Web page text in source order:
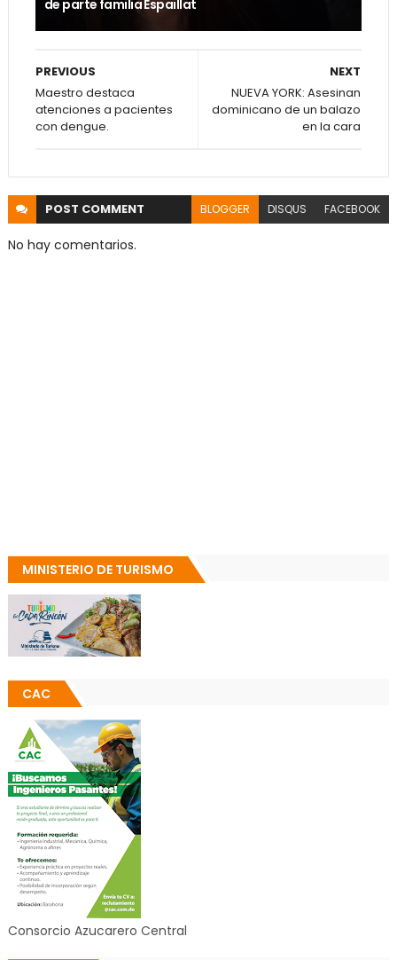
de parte familia Espaillat
NEXT
NUEVA YORK: Asesinan
dominicano de un balazo
en la cara
PREVIOUS
Maestro destaca
atenciones a pacientes
con dengue.
POST COMMENT BLOGGER DISQUS FACEBOOK
No hay comentarios.
MINISTERIO DE TURISMO
CAC
Consorcio Azucarero Central